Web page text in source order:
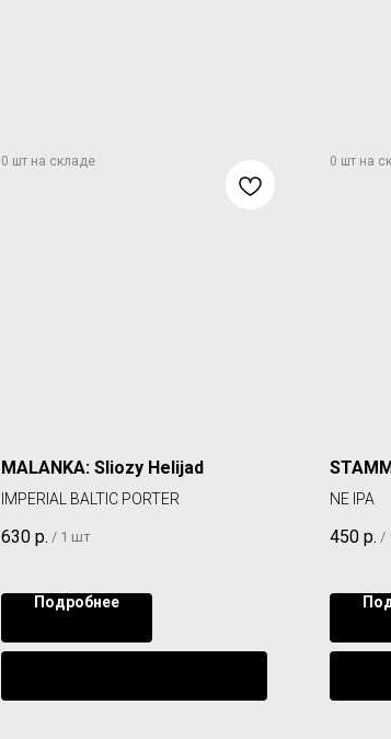
MALANKA: Sliozy Helijad
IMPERIAL BALTIC PORTER
630 р. / 1 шт
Подробнее
NE IPA
450 р. /